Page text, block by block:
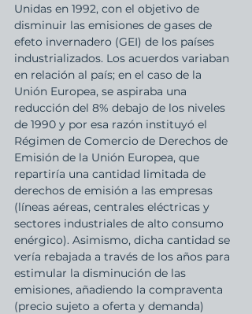
Unidas en 1992, con el objetivo de
disminuir las emisiones de gases de
efeto invernadero (GEI) de los países
industrializados. Los acuerdos variaban
en relación al país; en el caso de la
Unión Europea, se aspiraba una
reducción del 8% debajo de los niveles
de 1990 y por esa razón instituyó el
Régimen de Comercio de Derechos de
Emisión de la Unión Europea, que
repartiría una cantidad limitada de
derechos de emisión a las empresas
(líneas aéreas, centrales eléctricas y
sectores industriales de alto consumo
enérgico). Asimismo, dicha cantidad se
vería rebajada a través de los años para
estimular la disminución de las
emisiones, añadiendo la compraventa
(precio sujeto a oferta y demanda)